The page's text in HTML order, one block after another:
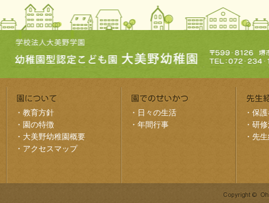
・ 教育方針
・ 園の特徴
・ 大美野幼稚園概要
・ アクセスマップ
・ 日々の生活
・ 年間行事
・ 保
・ 研
・ 先